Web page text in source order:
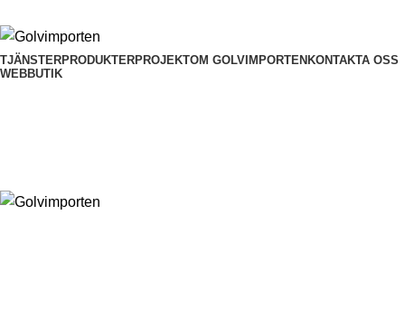
TJÄNSTERPRODUKTERPROJEKTOM GOLVIMPORTEN KONTAKTA OSS
WEBBUTIK